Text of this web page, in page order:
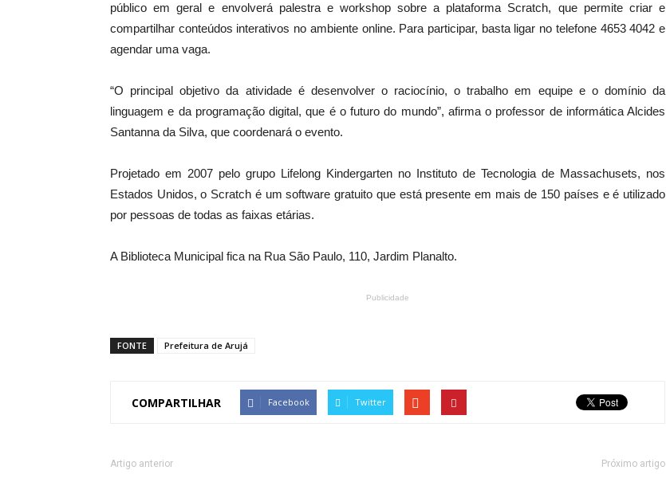
público em geral e envolverá palestra e workshop sobre a plataforma Scratch, que permite criar e
compartilhar conteúdos interativos no ambiente online. Para participar, basta ligar no telefone 4653 4042 e
agendar uma vaga.
“O principal objetivo da atividade é desenvolver o raciocínio, o trabalho em equipe e o domínio da
linguagem e da programação digital, que é o futuro do mundo”, afirma o professor de informática Alcides
Santanna da Silva, que coordenará o evento.
Projetado em 2007 pelo grupo Lifelong Kindergarten no Instituto de Tecnologia de Massachusets, nos
Estados Unidos, o Scratch é um software gratuito que está presente em mais de 150 países e é utilizado
por pessoas de todas as faixas etárias.
A Biblioteca Municipal fica na Rua São Paulo, 110, Jardim Planalto.​
Publicidade
FONTE Prefeitura de Arujá
COMPARTILHAR Facebook Twitter
Artigo anterior Próximo artigo